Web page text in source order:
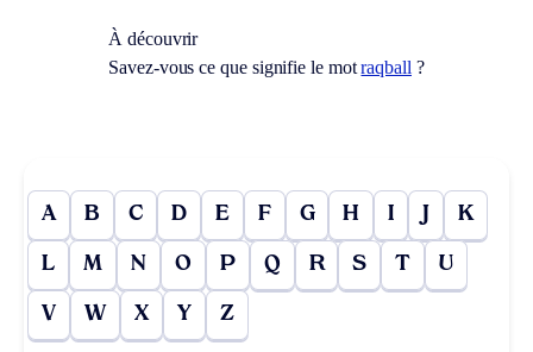
À découvrir
Savez-vous ce que signifie le motraqball ?
A B C D E F G H I J K
L M N O P Q R S T U
V W X Y Z